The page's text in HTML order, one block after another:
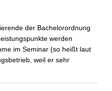
der Bachelorordnung
werden
im Seminar (so heißt laut
weil er sehr